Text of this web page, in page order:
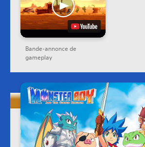
Bande-annonce de
gameplay